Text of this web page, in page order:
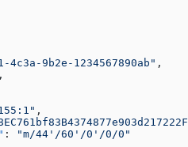
4c3a-9b2e-1234567890ab" ,
,
,
:
"m/44'/60'/0'/0/0"